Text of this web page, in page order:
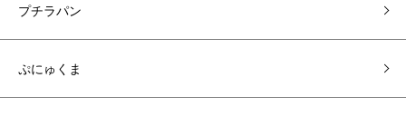
プチラパン
ぷにゅくま